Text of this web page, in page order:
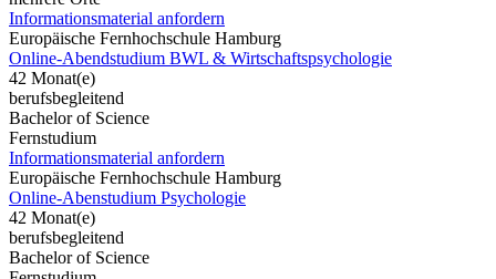
Informationsmaterial anfordern
Europäische Fernhochschule Hamburg
Online-Abendstudium BWL & Wirtschaftspsychologie
42 Monat(e)
berufsbegleitend
Bachelor of Science
Fernstudium
Informationsmaterial anfordern
Europäische Fernhochschule Hamburg
Online-Abenstudium Psychologie
42 Monat(e)
berufsbegleitend
Bachelor of Science